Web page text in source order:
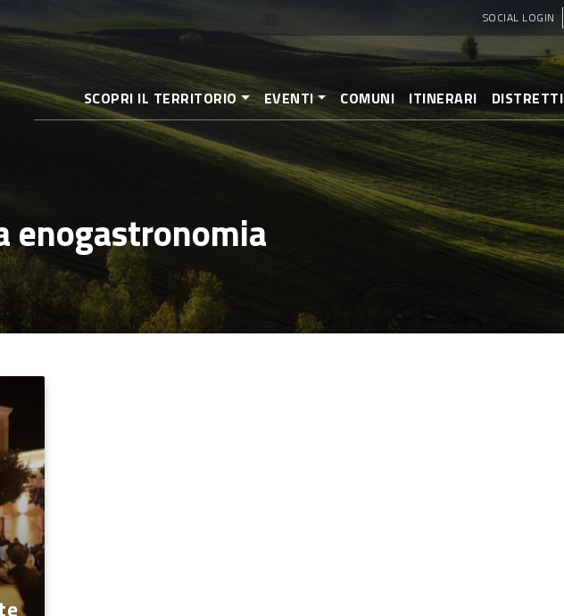
al
contenuto
principale
SOCIAL LOGIN
SCOPRI IL TERRITORIO EVENTI COMUNI ITINERARI DISTRETTI
enogastronomia